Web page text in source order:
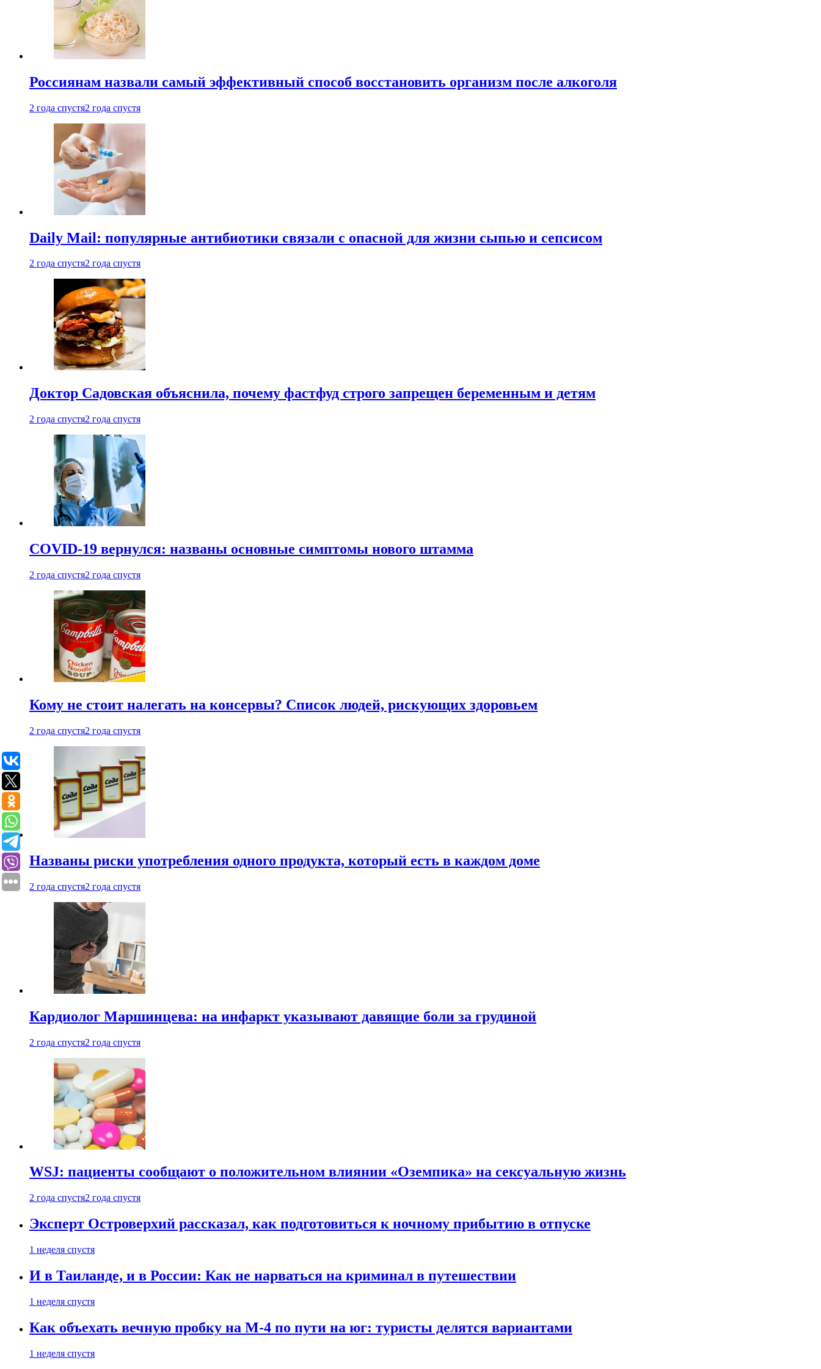
Россиянам назвали самый эффективный способ восстановить организм после алкоголя
2 года спустя2 года спустя
Daily Mail: популярные антибиотики связали с опасной для жизни сыпью и сепсисом
2 года спустя2 года спустя
Доктор Садовская объяснила, почему фастфуд строго запрещен беременным и детям
2 года спустя2 года спустя
COVID-19 вернулся: названы основные симптомы нового штамма
2 года спустя2 года спустя
Кому не стоит налегать на консервы? Список людей, рискующих здоровьем
2 года спустя2 года спустя
Названы риски употребления одного продукта, который есть в каждом доме
2 года спустя2 года спустя
Кардиолог Маршинцева: на инфаркт указывают давящие боли за грудиной
2 года спустя2 года спустя
WSJ: пациенты сообщают о положительном влиянии «Оземпика» на сексуальную жизнь
2 года спустя2 года спустя
Эксперт Островерхий рассказал, как подготовиться к ночному прибытию в отпуске
1 неделя спустя
И в Таиланде, и в России: Как не нарваться на криминал в путешествии
1 неделя спустя
Как объехать вечную пробку на М-4 по пути на юг: туристы делятся вариантами
1 неделя спустя